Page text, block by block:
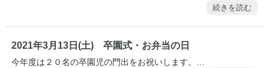
続きを読む
2021年3月13日(土) 卒園式・お弁当の日
今年度は２０名の卒園児の門出をお祝いします。…